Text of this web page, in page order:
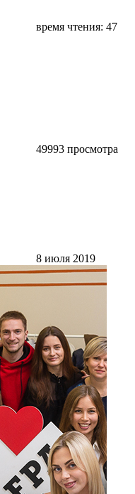
время чтения: 47
49993 просмотра
8 июля 2019